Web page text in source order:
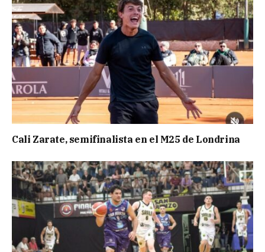
Cali Zarate, semifinalista en el M25 de Londrina